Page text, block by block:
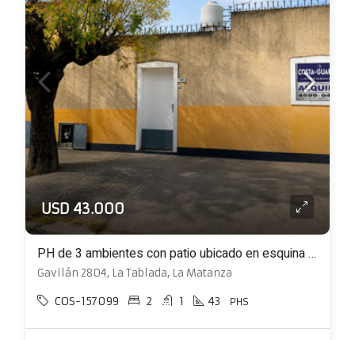
USD 43.000
PH de 3 ambientes con patio ubicado en esquina Jujuy y Gavilán
Gavilán 2804, La Tablada, La Matanza
COS-157099 2 1 43 PHS